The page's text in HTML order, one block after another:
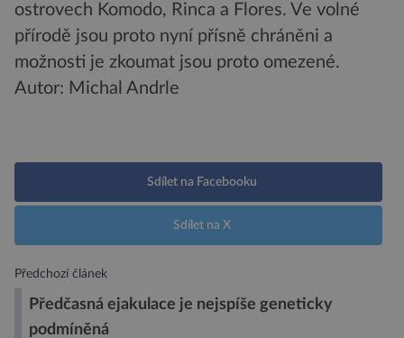
ostrovech Komodo, Rinca a Flores. Ve volné
přírodě jsou proto nyní přísně chráněni a
možnosti je zkoumat jsou proto omezené.
Autor: Michal Andrle
Sdílet na Facebooku
Sdílet na X
Předchozí článek
Předčasná ejakulace je nejspíše geneticky
podmíněná